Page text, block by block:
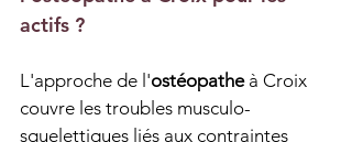
actifs ?
L'approche de l'ostéopathe à Croix
couvre les troubles musculo-
squelettiques liés aux contraintes